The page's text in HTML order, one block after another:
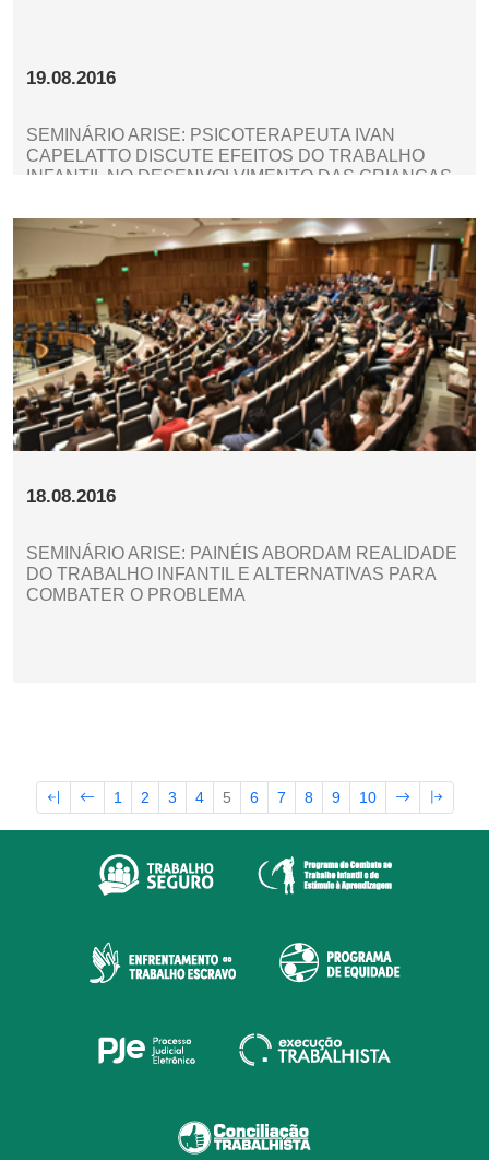
19.08.2016
SEMINÁRIO ARISE: PSICOTERAPEUTA IVAN
CAPELATTO DISCUTE EFEITOS DO TRABALHO
INFANTIL NO DESENVOLVIMENTO DAS CRIANÇAS
18.08.2016
SEMINÁRIO ARISE: PAINÉIS ABORDAM REALIDADE
DO TRABALHO INFANTIL E ALTERNATIVAS PARA
COMBATER O PROBLEMA
1 2 3 4 5 6 7 8 9 10